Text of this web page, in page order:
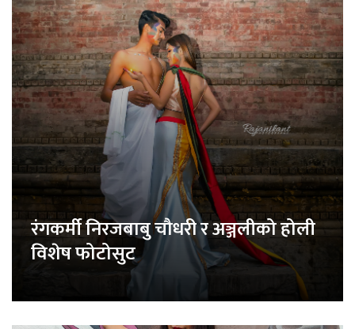
रंगकर्मी निरजबाबु चौधरी र अञ्जलीको होली
विशेष फोटोसुट